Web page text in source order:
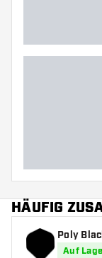
HÄUFIG
Poly
Auf